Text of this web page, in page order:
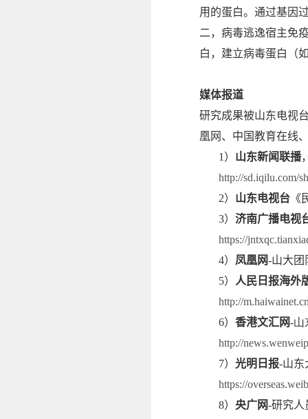
用的蛋白。通过基因
二，病毒逃逸宿主免
白，建立病毒蛋白（
媒体报道
研究成果被山东电视
凰网、中国教育在线
1 ） 山东新闻联播
http://sd.iqilu.com/
2） 山东电视台
3） 济南广播电视
https://
4） 凤凰网-山大团
5）
人民日报海外
http://
6） 香港文汇网-山
http://
7） 光明日报-山东
https://
8） 央广网-研究人